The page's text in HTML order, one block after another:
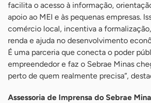
facilita o acesso à informação,
apoio ao MEI e às pequenas empresas.
comércio local, incentiva a
renda e ajuda no desenvolvimento
É uma parceria que conecta o poder
empreendedor e faz o Sebrae Minas
perto de quem realmente precisa”,
Assessoria de Imprensa do Sebrae